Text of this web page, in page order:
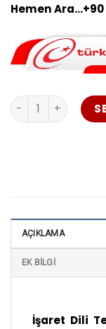
Hemen Ara…+90
İşaret Dili
AÇIKLAMA
EK BILGI
İşaret Dili